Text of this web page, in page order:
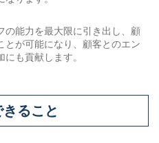
の能力を最大限に引き出し、顧
とが可能になり、顧客とのエン
も貢献します。
ること